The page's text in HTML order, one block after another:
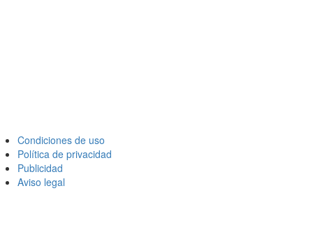
Condiciones de uso
Política de privacidad
Publicidad
Aviso legal